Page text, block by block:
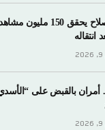
محمد صلاح يحقق 150
انتقاله
أمران بالقبض على